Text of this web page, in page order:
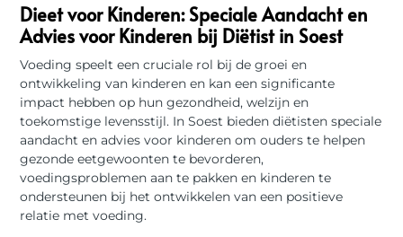
Dieet voor Kinderen: Speciale Aandacht en
Advies voor Kinderen bij Diëtist in Soest
Voeding speelt een cruciale rol bij de groei en
ontwikkeling van kinderen en kan een significante
impact hebben op hun gezondheid, welzijn en
toekomstige levensstijl. In Soest bieden diëtisten speciale
aandacht en advies voor kinderen om ouders te helpen
gezonde eetgewoonten te bevorderen,
voedingsproblemen aan te pakken en kinderen te
ondersteunen bij het ontwikkelen van een positieve
relatie met voeding.